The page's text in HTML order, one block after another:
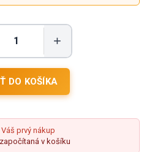
+
prvý nákup
v košíku